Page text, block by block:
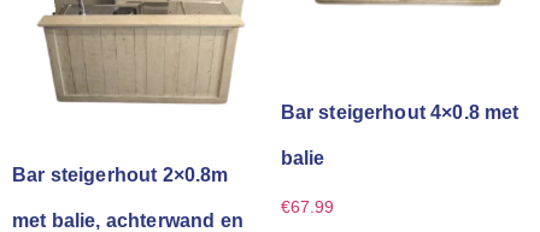
Bar steigerhout 2×0.8m
met balie, achterwand en
Bar steigerhout 4×0.8 met
balie
€67.99